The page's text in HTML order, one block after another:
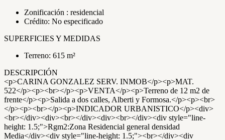
Zonificación : residencial
Crédito: No especificado
SUPERFICIES Y MEDIDAS
Terreno: 615 m²
DESCRIPCIÓN
<p>CARINA GONZALEZ SERV. INMOB</p><p>MAT.
522</p><p><br></p><p>VENTA</p><p>Terreno de 12 m2 de
frente</p><p>Salida a dos calles, Alberti y Formosa.</p><p><br>
</p><p><br></p><p>INDICADOR URBANISTICO</p><div>
<br></div><div><br></div><div><br></div><div style="line-
height: 1.5;">Rgm2:Zona Residencial general densidad
Media</div><div style="line-height: 1.5;"><br></div><div